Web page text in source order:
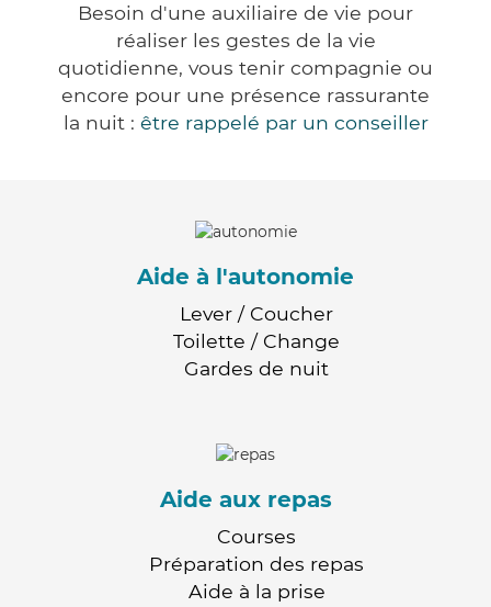
Besoin d'une auxiliaire de vie pour
réaliser les gestes de la vie
quotidienne, vous tenir compagnie ou
encore pour une présence rassurante
la nuit : être rappelé par un conseiller
Aide à l'autonomie
Lever / Coucher
Toilette / Change
Gardes de nuit
Aide aux repas
Courses
Préparation des repas
Aide à la prise